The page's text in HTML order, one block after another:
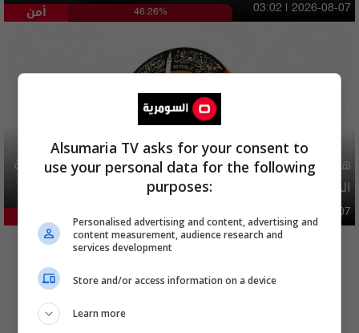
أمن 46.26% 03:02 | 2026-08-07
هيئة الحج تصدر قرارا يخص "لم الشمل" وتعديل استمارة قرعة
الحج
25.35% 06:40 | 2026-08-07
المزيد
Alsumaria TV asks for your consent to
use your personal data for the following
purposes:
Personalised advertising and content, advertising and
content measurement, audience research and
services development
Store and/or access information on a device
Learn more